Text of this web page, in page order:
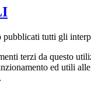
pubblicati tutti gli
terzi da questo
ed utili
.